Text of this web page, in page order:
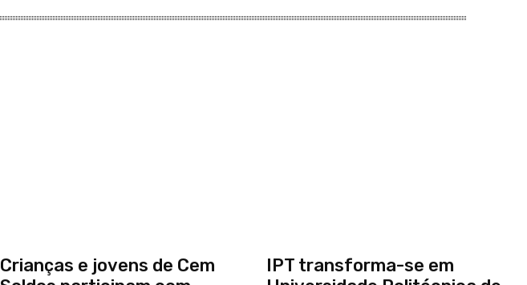
Crianças e jovens de Cem
IPT transforma-se em